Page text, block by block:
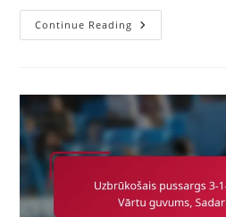
Continue Reading Hibrīdās
Lomas
Daudzpusība,
Pielāgojamība,
Vairāku
Uzdevumu
Veikšana